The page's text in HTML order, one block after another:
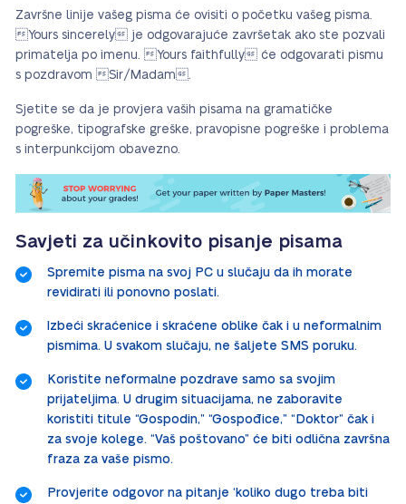
Završne linije vašeg pisma će ovisiti o početku vašeg pisma.
Yours sincerely je odgovarajuće završetak ako ste pozvali
primatelja po imenu. Yours faithfully će odgovarati pismu
s pozdravom Sir/Madam.
Sjetite se da je provjera vaših pisama na gramatičke
pogreške, tipografske greške, pravopisne pogreške i problema
s interpunkcijom obavezno.
Savjeti za učinkovito pisanje pisama
Spremite pisma na svoj PC u slučaju da ih morate
revidirati ili ponovno poslati.
Izbeći skraćenice i skraćene oblike čak i u neformalnim
pismima. U svakom slučaju, ne šaljete SMS poruku.
Koristite neformalne pozdrave samo sa svojim
prijateljima. U drugim situacijama, ne zaboravite
koristiti titule “Gospodin,” “Gospođice,” “Doktor” čak i
za svoje kolege. “Vaš poštovano” će biti odlična završna
fraza za vaše pismo.
Provjerite odgovor na pitanje ‘koliko dugo treba biti